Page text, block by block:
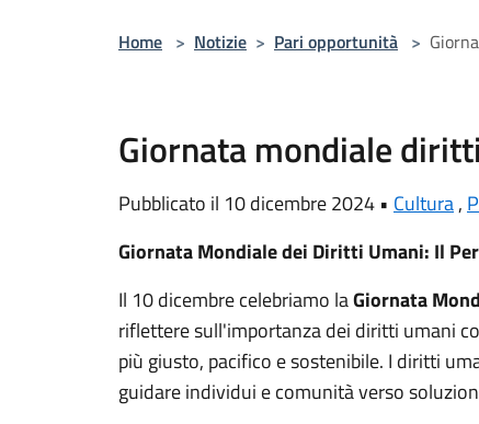
Home > Notizie > Pari opportunità >
Giornata mondiale
Pubblicato il 10 dicembre 2024 • Cultura,
Giornata Mondiale dei Diritti Umani: Il
Il 10 dicembre celebriamo laGiornata
riflettere sull'importanza dei diritti umani
più giusto, pacifico e sostenibile. I diritti
guidare individui e comunità verso